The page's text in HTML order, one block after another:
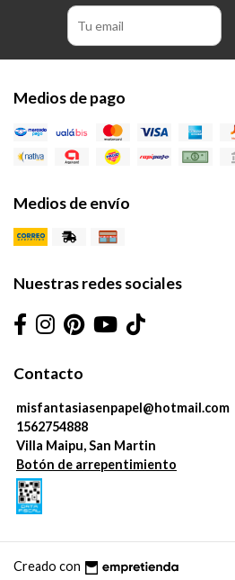
Medios de pago
Medios de envío
Nuestras redes sociales
Contacto
misfantasiasenpapel@hotmail.com
1562754888
Villa Maipu, San Martin
Botón de arrepentimiento
Creado con